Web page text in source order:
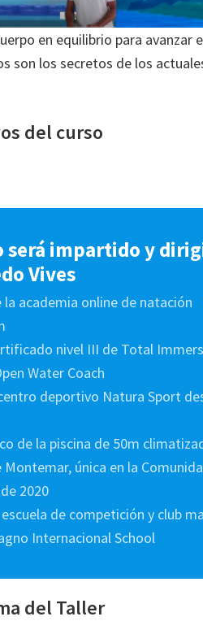
en equilibrio para avanzar
son los secretos de los
del curso
será impartido y
Vives
academia online de natación
nivel III de Total
Water Coach
deportivo Natura Sport
de la piscina de 50m
única en la
2020
de competición y club
Internacional School
del Taller